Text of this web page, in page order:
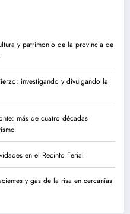
y patrimonio de la provincia de
investigando y divulgando la
más de cuatro décadas
en el Recinto Ferial
y gas de la risa en cercanías